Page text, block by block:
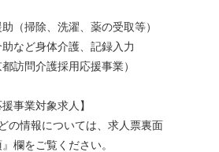
（掃除、洗濯、薬の受取等）
など身体介護、記録入力
訪問介護採用応援事業）
事業対象求人】
の情報については、求人票裏面
欄をご覧ください。